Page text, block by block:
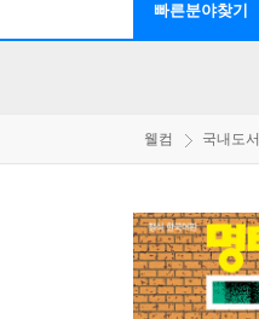
빠른분야찾기
웰컴 국내도서